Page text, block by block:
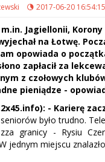
2017-06-20 16:54:15
Jagiellonii,
na Łotwę.
opowiada o
zapłacił za
z czołowych
pieniądze -
- Karierę
było trudno.
granicy - Rysiu
jednym miejscu